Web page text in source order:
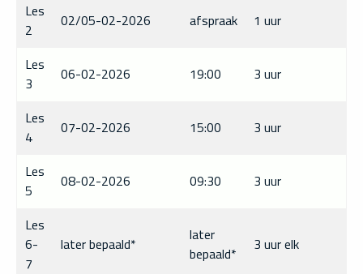
Les
2
02/05-02-2026 afspraak 1 uur
Les
3
06-02-2026 19:00 3 uur
Les
4
07-02-2026 15:00 3 uur
Les
5
08-02-2026 09:30 3 uur
Les
6-
7
later bepaald*
later
bepaald*
3 uur elk